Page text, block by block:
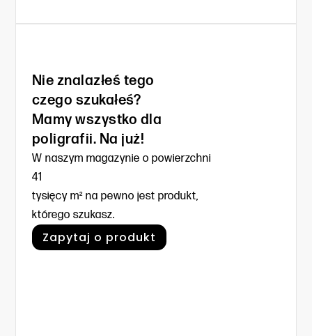
Nie znalazłeś tego
czego szukałeś?
Mamy wszystko dla
poligrafii. Na już!
W naszym magazynie o powierzchni
41
tysięcy m² na pewno jest produkt,
którego szukasz.
Zapytaj o produkt